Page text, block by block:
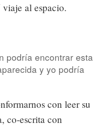
al espacio.
podría encontrar esta
y yo podría
con leer su
co-escrita con